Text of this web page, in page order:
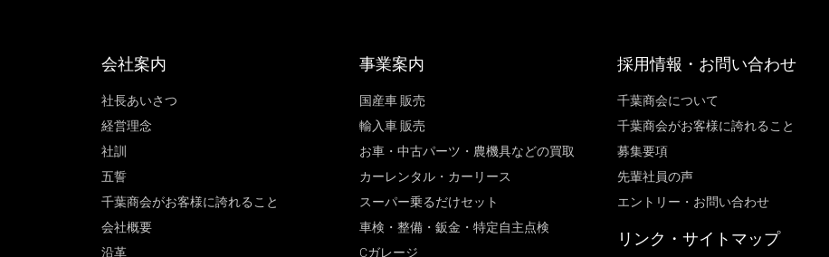
会社案内
社長あいさつ
経営理念
社訓
五誓
千葉商会がお客様に誇れること
会社概要
沿革
事業案内
国産車 販売
輸入車 販売
お車・中古パーツ・農機具などの買取
カーレンタル・カーリース
スーパー乗るだけセット
車検・整備・鈑金・特定自主点検
Cガレージ
採用情報・お問い合わせ
千葉商会について
千葉商会がお客様に誇れること​
募集要項
先輩社員の声
エントリー・お問い合わせ
リンク・サイトマップ